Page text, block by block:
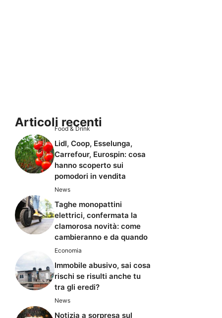
Articoli recenti
Food & Drink
Lidl, Coop, Esselunga,
Carrefour, Eurospin: cosa
hanno scoperto sui
pomodori in vendita
News
Taghe monopattini
elettrici, confermata la
clamorosa novità: come
cambieranno e da quando
Economia
Immobile abusivo, sai cosa
rischi se risulti anche tu
tra gli eredi?
News
Notizia a sorpresa sul